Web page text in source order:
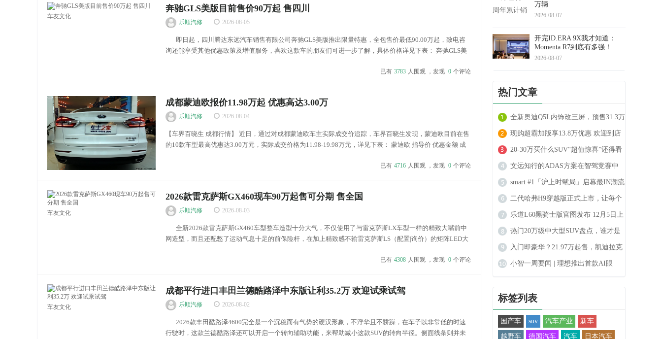
车友文化
奔驰GLS美版目前售价90万起 售四川
乐顺汽修 2026-08-05
即日起，四川腾达东远汽车销售有限公司奔驰GLS美版推出限量特惠，全包售价最低90.00万起，致电咨
询还能享受其他优惠政策及增值服务，喜欢这款车的朋友们可进一步了解，具体价格详见下表： 奔驰GLS美
已有 3783 人围观 ，发现 0 个评论
成都蒙迪欧报价11.98万起 优惠高达3.00万
乐顺汽修 2026-08-04
【车界百晓生 成都行情】 近日，通过对成都蒙迪欧车主实际成交价追踪，车界百晓生发现，蒙迪欧目前在售
的10款车型最高优惠达3.00万元，实际成交价格为11.98-19.98万元，详见下表： 蒙迪欧 指导价 优惠金额 成
已有 4716 人围观 ，发现 0 个评论
车友文化
2026款雷克萨斯GX460现车90万起售可分期 售全国
乐顺汽修 2026-08-03
全新2026款雷克萨斯GX460车型整车造型十分大气，不仅使用了与雷克萨斯LX车型一样的精致大嘴前中
网造型，而且还配憋了运动气息十足的前保险杆，在加上精致感不输雷克萨斯LS（配置|询价）的矩阵LED大
已有 4308 人围观 ，发现 0 个评论
车友文化
成都平行进口丰田兰德酷路泽中东版让利35.2万 欢迎试乘试驾
乐顺汽修 2026-08-02
2026款丰田酷路泽4600完全是一个沉稳而有气势的硬汉形象，不浮华且不骄躁，在车子以非常低的时速
行驶时，这款兰德酷路泽还可以开启一个转向辅助功能，来帮助减小这款SUV的转向半径。侧面线条则并未
万辆
2026-08-07
开完ID.ERA 9X我才知道：
Momenta R7到底有多强！
2026-08-07
热门文章
全新奥迪Q5L内饰改三屏，预售31.3万
起
现购超霸加版享13.8万优惠 欢迎到店
试驾
20-30万买什么SUV“超值惊喜”还得看
沃尔沃XC70
文远知行的ADAS方案在智驾竞赛中
拔得头筹，再获广汽合作
smart #1「沪上时髦局」启幕最IN潮流
秀场登陆上海
二代哈弗H9穿越版正式上市，让每个
人都能实现穿越的梦想
乐道L60黑骑士版官图发布 12月5日上
市 限量666台
热门20万级中大型SUV盘点，谁才是
最合适的选择？
入门即豪华？21.97万起售，凯迪拉克
GT4怎么样
小智一周要闻 | 理想推出首款AI眼
标签列表
国产车 suv 汽车产业 新车
越野车 德国汽车 汽车 日本汽车